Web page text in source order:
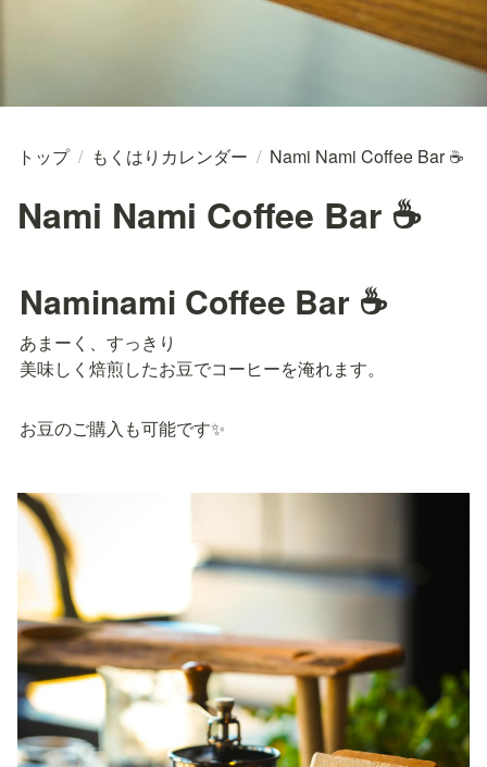
トップ / もくはりカレンダー / Nami Nami Coffee Bar ☕
Nami Nami Coffee Bar ☕
Naminami Coffee Bar ☕
あまーく、すっきり
美味しく焙煎したお豆でコーヒーを淹れます。
お豆のご購入も可能です✨️